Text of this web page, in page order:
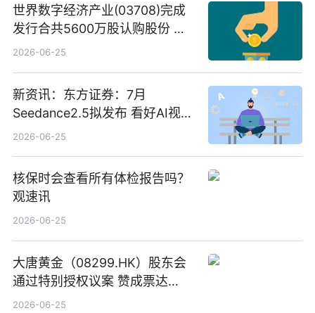
世界数字经济产业(03708)完成
发行合共5600万股认购股份 净
筹约1007万港元 独家焦点
2026-06-25
新资讯：东方证券：7月
Seedance2.5拟发布 看好AI视频
创作工作流进一步提效
2026-06-25
核保时会查看所有体检报告吗？
观速讯
2026-06-25
大唐黄金（08299.HK）股东会
通过特别授权议案 赞成票达
100%_新动态
2026-06-25